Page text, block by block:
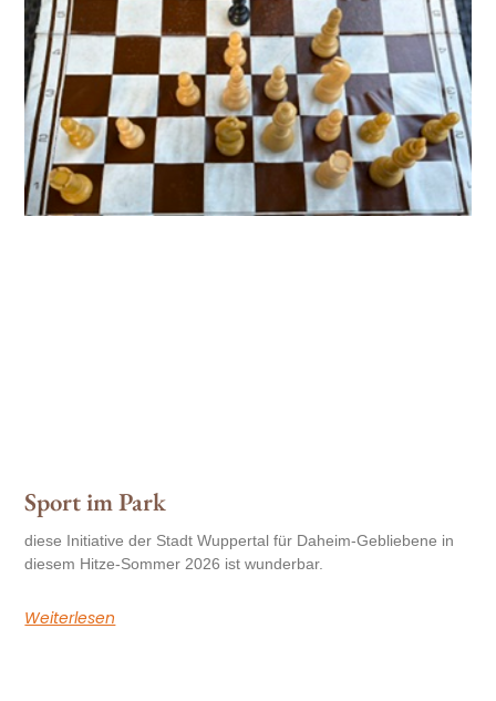
Sport im Park
diese Initiative der Stadt Wuppertal für Daheim-Gebliebene in
diesem Hitze-Sommer 2026 ist wunderbar.
Weiterlesen